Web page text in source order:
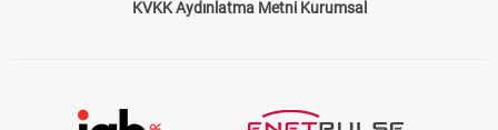
KVKK Aydınlatma Metni Kurumsal